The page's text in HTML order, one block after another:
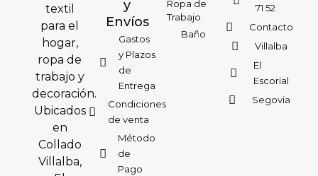
textil
para el
hogar,
ropa de
trabajo y
decoración.
Ubicados
en
Collado
Villalba,
y
Envíos
Gastos
y Plazos
de
Entrega
Condiciones
de venta
Método
de
Pago
Ropa de
Trabajo
Baño
71 52
Contacto
Villalba
El
Escorial
Segovia